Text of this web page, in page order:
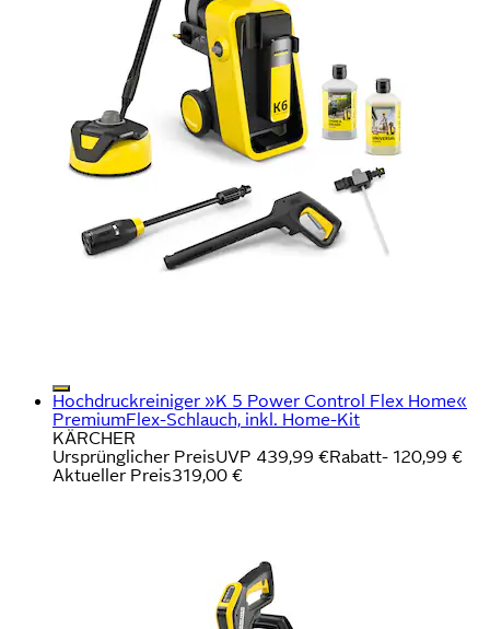
Hochdruckreiniger »K 5 Power Control Flex Home«
PremiumFlex-Schlauch, inkl. Home-Kit
KÄRCHER
Ursprünglicher PreisUVP 439,99 €Rabatt- 120,99 €
Aktueller Preis319,00 €